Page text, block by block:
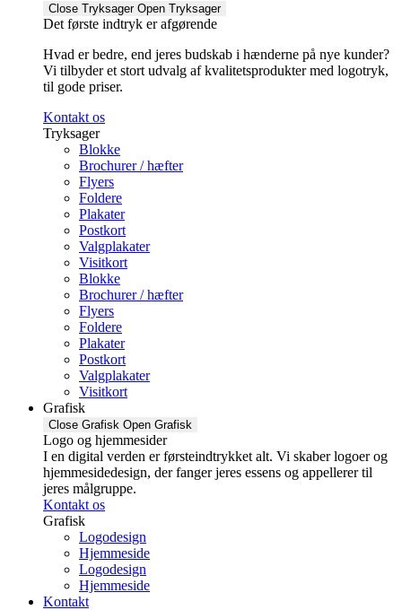
Close Tryksager Open Tryksager
Det første indtryk er afgørende
Hvad er bedre, end jeres budskab i hænderne på nye kunder?
Vi tilbyder et stort udvalg af kvalitetsprodukter med logotryk,
til gode priser.
Kontakt os
Tryksager
Blokke
Brochurer / hæfter
Flyers
Foldere
Plakater
Postkort
Valgplakater
Visitkort
Blokke
Brochurer / hæfter
Flyers
Foldere
Plakater
Postkort
Valgplakater
Visitkort
Grafisk
Close Grafisk Open Grafisk
Logo og hjemmesider
I en digital verden er førsteindtrykket alt. Vi skaber logoer og
hjemmesidedesign, der fanger jeres essens og appellerer til
jeres målgruppe.
Kontakt os
Grafisk
Logodesign
Hjemmeside
Logodesign
Hjemmeside
Kontakt